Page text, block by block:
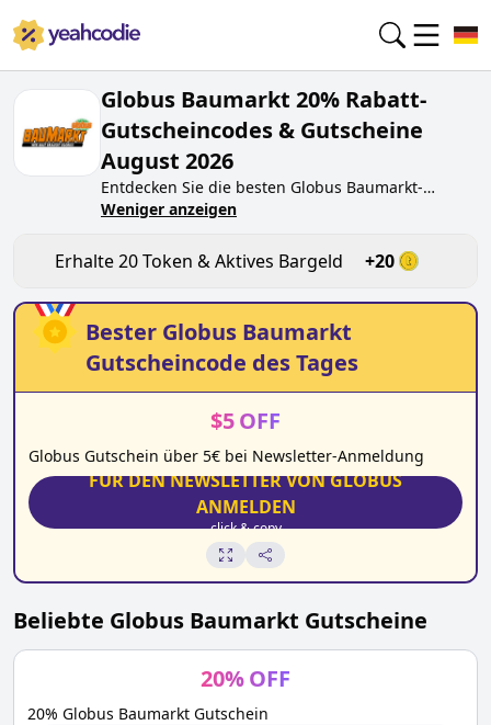
Globus Baumarkt 20% Rabatt-
Gutscheincodes & Gutscheine
August 2026
Entdecken Sie die besten Globus Baumarkt-
Gutscheincodes von heute für
verdienen Sie Token beiglobus-baumarkt.de
indem Sie den Code testen. Erhalten Sie
Belohnungen, wenn SieGlobus Baumarkt-
Gutscheincodes einreichen und anderen Käufern
beim Sparen helfen.
Weniger anzeigen
Erhalte20Token & Aktives Bargeld +20
Bester Globus Baumarkt
Gutscheincode des Tages
$5OFF
Globus Gutschein über 5€ bei Newsletter-Anmeldung
FÜR DEN NEWSLETTER VON GLOBUS
ANMELDEN
click & copy
Beliebte Globus Baumarkt Gutscheine
20%OFF
20% Globus Baumarkt Gutschein